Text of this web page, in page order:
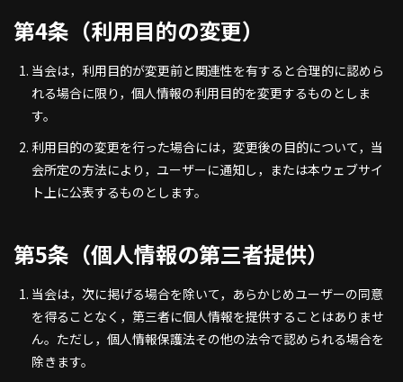
第4条（利用目的の変更）
当会は，利用目的が変更前と関連性を有すると合理的に認めら
れる場合に限り，個人情報の利用目的を変更するものとしま
す。
利用目的の変更を行った場合には，変更後の目的について，当
会所定の方法により，ユーザーに通知し，または本ウェブサイ
ト上に公表するものとします。
第5条（個人情報の第三者提供）
当会は，次に掲げる場合を除いて，あらかじめユーザーの同意
を得ることなく，第三者に個人情報を提供することはありませ
ん。ただし，個人情報保護法その他の法令で認められる場合を
除きます。